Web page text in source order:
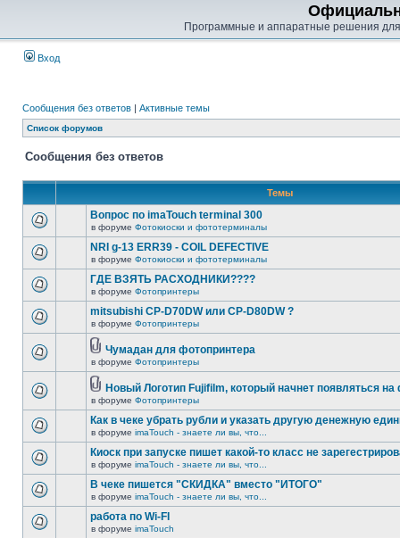
Программные и аппаратные решения
Вход
Сообщения без ответов | Активные темы
Список форумов
Сообщения без ответов
Темы
Вопрос по imaTouch terminal 300
в форуме Фотокиоски и фототерминалы
NRI g-13 ERR39 - COIL DEFECTIVE
в форуме Фотокиоски и фототерминалы
ГДЕ ВЗЯТЬ РАСХОДНИКИ????
в форуме Фотопринтеры
mitsubishi CP-D70DW или CP-D80DW ?
в форуме Фотопринтеры
Чумадан для фотопринтера
в форуме Фотопринтеры
Новый Логотип Fujifilm, который начнет появляться на
в форуме Фотопринтеры
Как в чеке убрать рубли и указать другую денежную
в форуме imaTouch - знаете ли вы, что...
Киоск при запуске пишет какой-то класс не
в форуме imaTouch - знаете ли вы, что...
В чеке пишется "СКИДКА" вместо "ИТОГО"
в форуме imaTouch - знаете ли вы, что...
работа по Wi-FI
в форуме imaTouch